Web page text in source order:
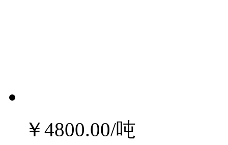
￥4800.00/吨